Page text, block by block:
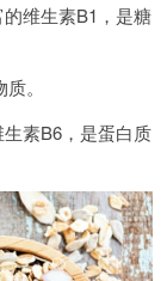
维生素B1，是糖
。
素B6，是蛋白质